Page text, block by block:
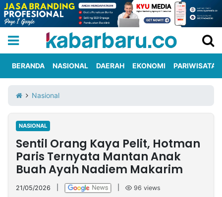
Iklan
Berita
Kami
Nasional
International
Olahraga
Entertainment
Daerah
Pariwisata
Kuliner
Kolom
Network
BERANDA NASIONAL DAERAH EKONOMI PARIWISATA
Nasional
NASIONAL
Sentil Orang Kaya Pelit, Hotman
Paris Ternyata Mantan Anak
Buah Ayah Nadiem Makarim
21/05/2026 96 views